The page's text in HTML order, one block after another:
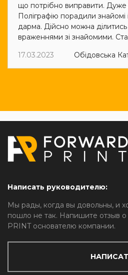
що потрібно виправити. Дуже
Поліграфію порадили
дарма. Дійсно можна
враженнями зі знайомими.
17.03.2023
Обідовська
Написать руководителю:
Мы рады, когда вы довольны, и
пошло не так. Напишите отзыв
PRINT основателю компании.